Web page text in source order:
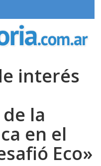
interés
la
en el
Eco»